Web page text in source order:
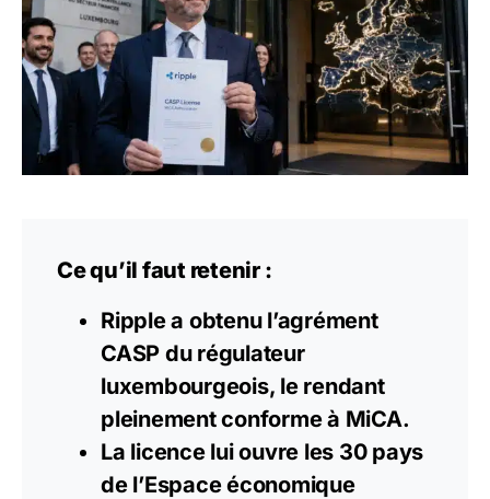
Ce qu’il faut retenir :
Ripple a obtenu l’agrément
CASP du régulateur
luxembourgeois, le rendant
pleinement conforme à MiCA.
La licence lui ouvre les 30 pays
de l’Espace économique